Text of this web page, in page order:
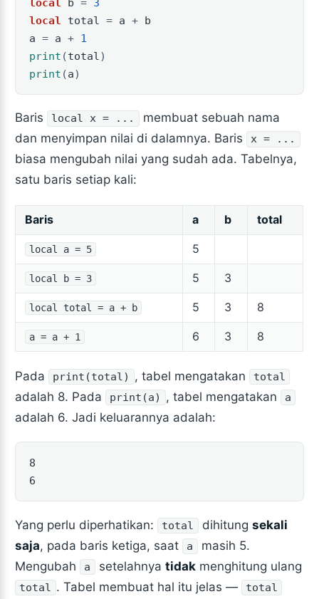
local
total = a + b
a = a + 1
print (total )
print (a)
Baris local x = ...
membuat sebuah nama
dan menyimpan nilai di dalamnya. Baris
x = ...
biasa mengubah nilai yang sudah ada. Tabelnya,
satu baris setiap kali:
Baris a b total
local a = 5 5
local b = 3 5 3
local total = a + b 5 3 8
a = a + 1 6 3 8
Pada print(total) , tabel mengatakan total
adalah 8. Pada print(a) , tabel mengatakan a
adalah 6. Jadi keluarannya adalah:
8
6
Yang perlu diperhatikan: total dihitung sekali
saja, pada baris ketiga, saat a
masih 5.
Mengubah
a setelahnya tidakmenghitung ulang
total . Tabel membuat hal itu jelas — total